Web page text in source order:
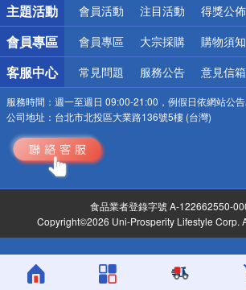
主題活動 會員活動 注目活動 得獎公佈
會員專區 會員專區 大宗採購 購物須知
客服中心 常見問題 服務公告 意見信箱
服務時間： 週一至週日 09:00-21:00，例假日依網站公
公司地址： 台北市北投區大業路136號5樓 (台灣)
食品業者登錄字號 A-122662550-
Copyright©2026 Uni-Prosperity Lifestyle Corp.